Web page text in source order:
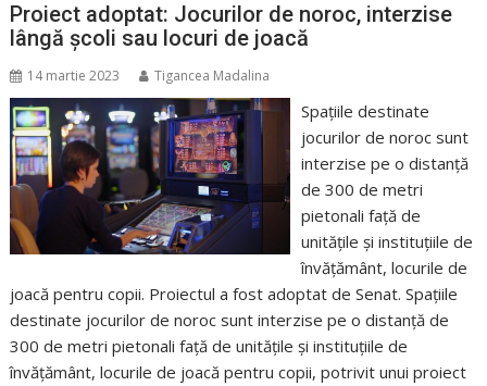
Proiect adoptat: Jocurilor de noroc, interzise
lângă școli sau locuri de joacă
14 martie 2023 Tigancea Madalina
Spaţiile destinate
jocurilor de noroc sunt
interzise pe o distanţă
de 300 de metri
pietonali faţă de
unităţile şi instituţiile de
învăţământ, locurile de
joacă pentru copii. Proiectul a fost adoptat de Senat. Spaţiile
destinate jocurilor de noroc sunt interzise pe o distanţă de
300 de metri pietonali faţă de unităţile şi instituţiile de
învăţământ, locurile de joacă pentru copii, potrivit unui proiect